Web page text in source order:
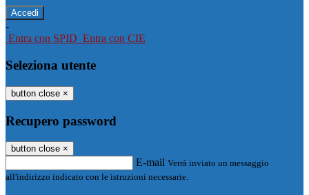
-
Entra con SPID Entra con CIE
Seleziona utente
button close ×
Recupero password
button close ×
E-mail Verrà inviato un messaggio
all'indirizzo indicato con le istruzioni necessarie.